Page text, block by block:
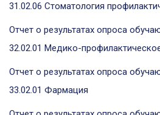
31.02.06 Стоматология
Отчет о результатах опроса
32.02.01 Медико-
Отчет о результатах опроса
33.02.01 Фармация